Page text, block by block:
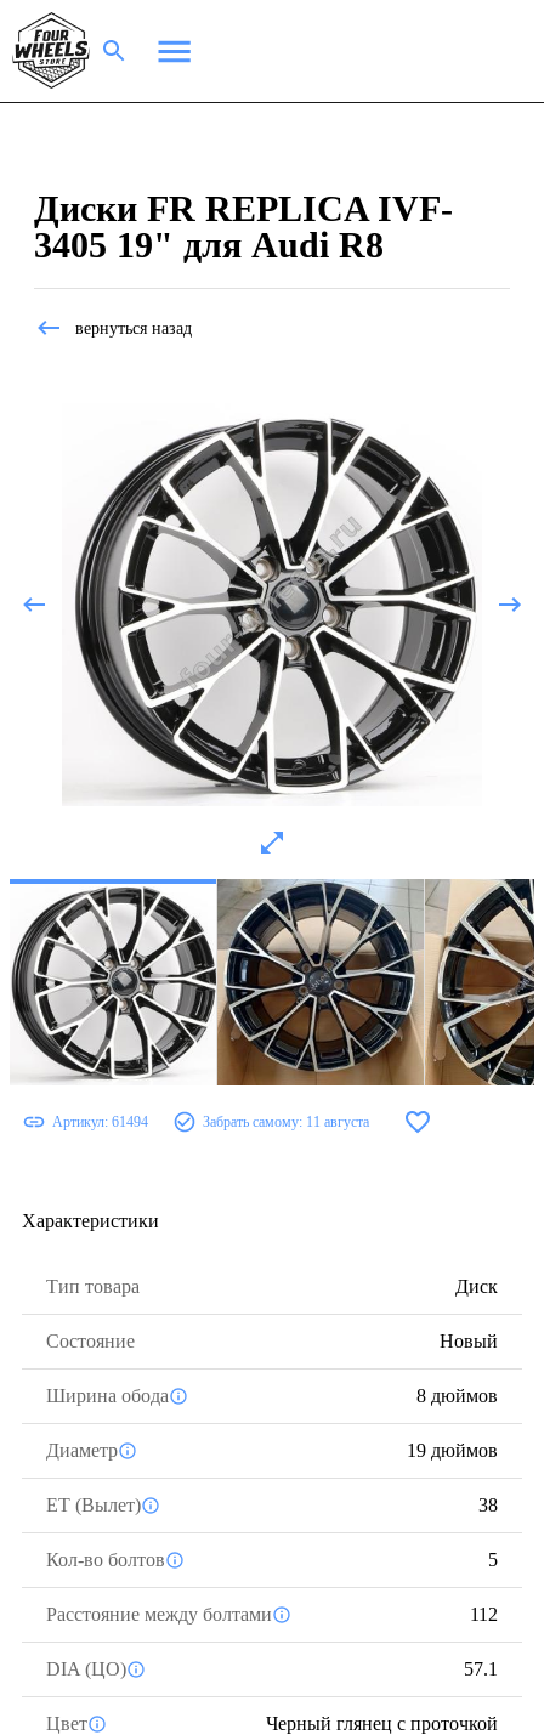
Диски FR REPLICA IVF-
3405 19" для Audi R8
вернуться назад
Артикул: 61494 Забрать самому: 11 августа
Характеристики
Тип товара Диск
Состояние Новый
Ширина обода 8 дюймов
Диаметр 19 дюймов
ЕТ (Вылет) 38
Кол-во болтов 5
Расстояние между болтами 112
DIA (ЦО) 57.1
Цвет Черный глянец с проточкой